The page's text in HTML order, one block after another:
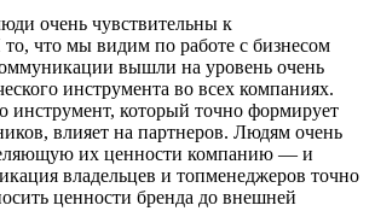
очень чувствительны к
что мы видим по работе с бизнесом
вышли на уровень очень
инструмента во всех компаниях.
инструмент, который точно формирует
влияет на партнеров. Людям очень
их ценности компанию — и
владельцев и топменеджеров точно
ценности бренда до внешней